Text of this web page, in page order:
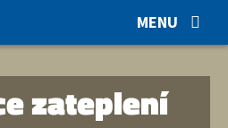
zateplení
MENU